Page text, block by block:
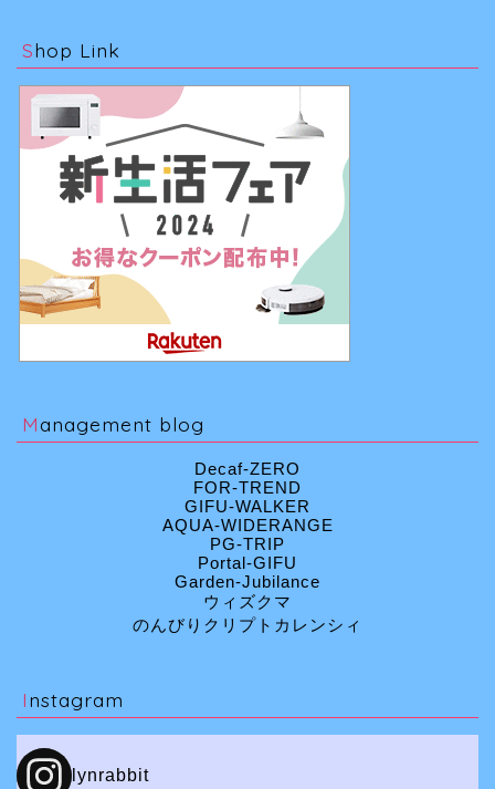
Shop Link
Management blog
Decaf-ZERO
FOR-TREND
GIFU-WALKER
AQUA-WIDERANGE
PG-TRIP
Portal-GIFU
Garden-Jubilance
ウィズクマ
のんびりクリプトカレンシィ
Instagram
lynrabbit